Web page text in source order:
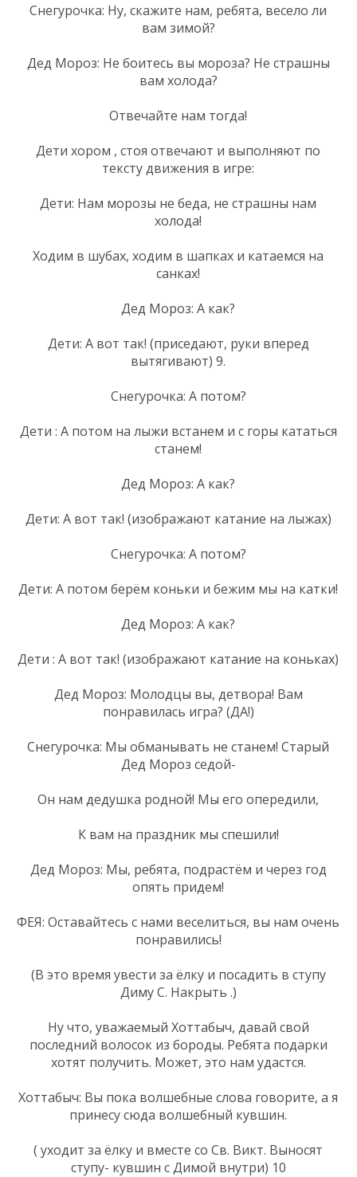
Снегурочка: Ну, скажите нам, ребята, весело ли
вам зимой?
Дед Мороз: Не боитесь вы мороза? Не страшны
вам холода?
Отвечайте нам тогда!
Дети хором , стоя отвечают и выполняют по
тексту движения в игре:
Дети: Нам морозы не беда, не страшны нам
холода!
Ходим в шубах, ходим в шапках и катаемся на
санках!
Дед Мороз: А как?
Дети: А вот так! (приседают, руки вперед
вытягивают) 9.
Снегурочка: А потом?
Дети : А потом на лыжи встанем и с горы кататься
станем!
Дед Мороз: А как?
Дети: А вот так! (изображают катание на лыжах)
Снегурочка: А потом?
Дети: А потом берём коньки и бежим мы на катки!
Дед Мороз: А как?
Дети : А вот так! (изображают катание на коньках)
Дед Мороз: Молодцы вы, детвора! Вам
понравилась игра? (ДА!)
Снегурочка: Мы обманывать не станем! Старый
Дед Мороз седой-
Он нам дедушка родной! Мы его опередили,
К вам на праздник мы спешили!
Дед Мороз: Мы, ребята, подрастём и через год
опять придем!
ФЕЯ: Оставайтесь с нами веселиться, вы нам очень
понравились!
(В это время увести за ёлку и посадить в ступу
Диму С. Накрыть .)
Ну что, уважаемый Хоттабыч, давай свой
последний волосок из бороды. Ребята подарки
хотят получить. Может, это нам удастся.
Хоттабыч: Вы пока волшебные слова говорите, а я
принесу сюда волшебный кувшин.
( уходит за ёлку и вместе со Св. Викт. Выносят
ступу- кувшин с Димой внутри) 10